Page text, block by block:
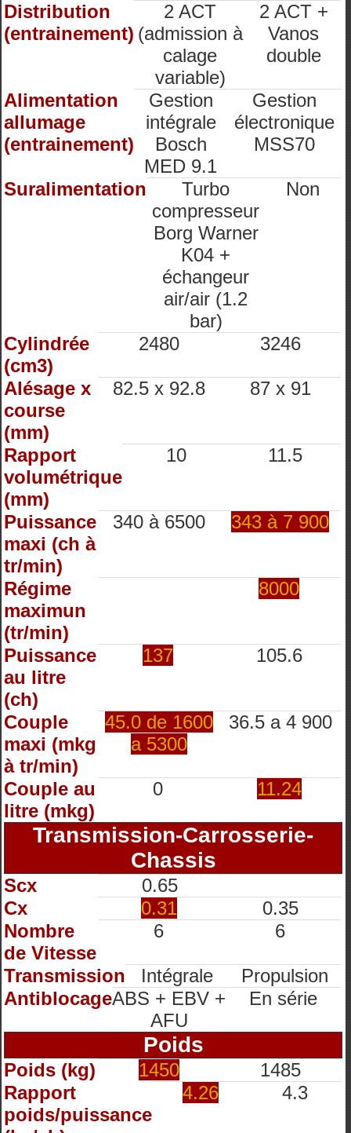
Distribution
(entrainement)
2 ACT
(admission à
calage
variable)
2 ACT +
Vanos
double
Alimentation
allumage
(entrainement)
Gestion
intégrale
Bosch
MED 9.1
Gestion
électronique
MSS70
Suralimentation
Turbo
compresseur
Borg Warner
K04 +
échangeur
air/air (1.2
bar)
Non
Cylindrée
(cm3)
2480 3246
Alésage x
course
(mm)
82.5 x 92.8 87 x 91
Rapport
volumétrique
(mm)
10 11.5
Puissance
maxi (ch à
tr/min)
340 à 6500 343 à 7 900
Régime
maximun
(tr/min)
8000
Puissance
au litre
(ch)
137 105.6
Couple
maxi (mkg
à tr/min)
45.0 de 1600
a 5300
36.5 a 4 900
Couple au
litre (mkg)
0 11.24
Transmission-Carrosserie-
Chassis
Scx
0.65
Cx
0.31
0.35
Nombre
de Vitesse
6 6
Transmission Intégrale
Propulsion
AntiblocageABS + EBV +
AFU
En série
Poids
Poids (kg) 1450
1485
Rapport
poids/puissance
4.26 4.3